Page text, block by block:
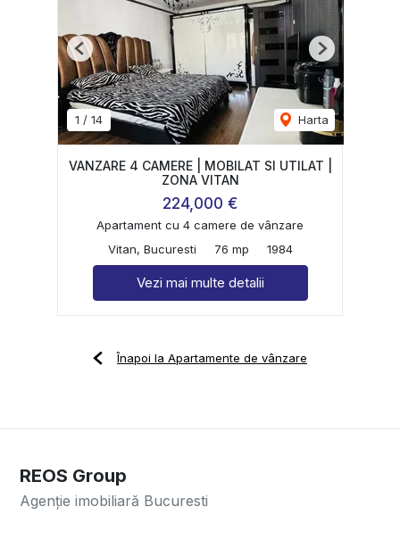
1 / 14 Harta
Previous Next
VANZARE 4 CAMERE | MOBILAT SI UTILAT |
ZONA VITAN
224,000 €
Apartament cu 4 camere de vânzare
Vitan, Bucuresti
76 mp 1984
Vezi mai multe detalii
Înapoi la Apartamente de vânzare
REOS Group
Agenție imobiliară Bucuresti